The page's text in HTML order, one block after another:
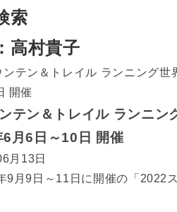
索
高村貴子
ンテン＆トレイル ランニ
月6日～10日 開催
月13日